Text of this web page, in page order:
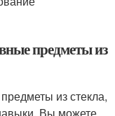
предметы из
из стекла,